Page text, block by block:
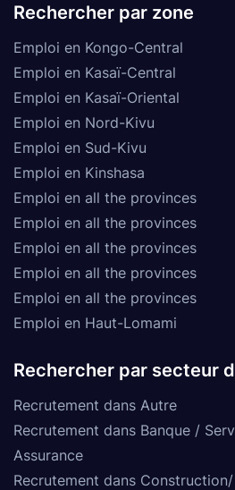
Rechercher par zone
Emploi en Kongo-Central
Emploi en Kasaï-Central
Emploi en Kasaï-Oriental
Emploi en Nord-Kivu
Emploi en Sud-Kivu
Emploi en Kinshasa
Emploi en all the provinces
Emploi en all the provinces
Emploi en all the provinces
Emploi en all the provinces
Emploi en all the provinces
Emploi en Haut-Lomami
Rechercher par secteur
Recrutement dans Autre
Recrutement dans Banque /
Assurance
Recrutement dans